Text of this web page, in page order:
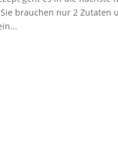
brauchen nur 2 Zutaten